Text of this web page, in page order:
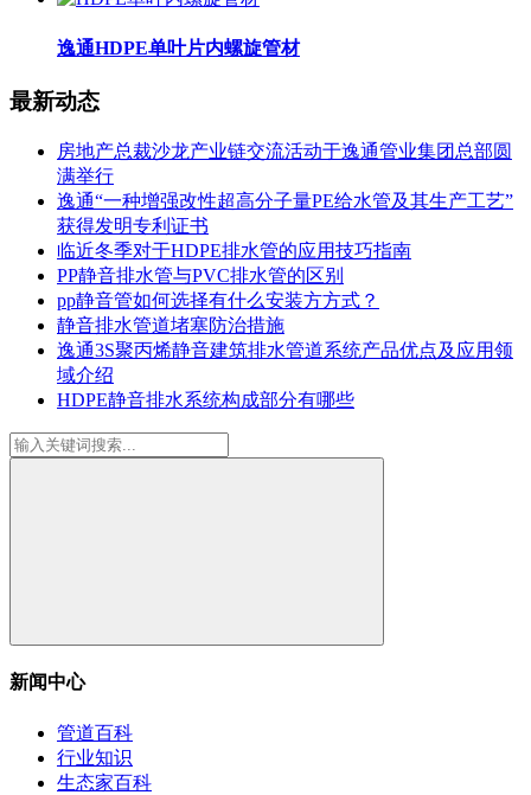
逸通HDPE单叶片内螺旋管材
最新动态
房地产总裁沙龙产业链交流活动于逸通管业集团总部圆
满举行
逸通“一种增强改性超高分子量PE给水管及其生产工艺”
获得发明专利证书
临近冬季对于HDPE排水管的应用技巧指南
PP静音排水管与PVC排水管的区别
pp静音管如何选择有什么安装方方式？
静音排水管道堵塞防治措施
逸通3S聚丙烯静音建筑排水管道系统产品优点及应用领
域介绍
HDPE静音排水系统构成部分有哪些
新闻中心
管道百科
行业知识
生态家百科